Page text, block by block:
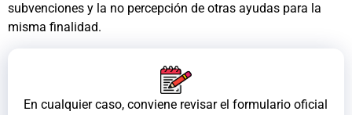
subvenciones y la no percepción de otras ayudas para la
misma finalidad.
En cualquier caso, conviene revisar el formulario oficial